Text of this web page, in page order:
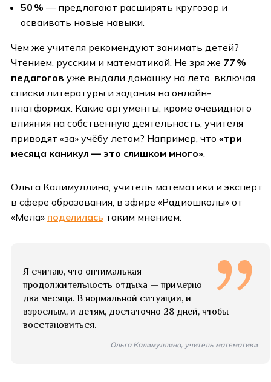
50 % — предлагают расширять кругозор и
осваивать новые навыки.
Чем же учителя рекомендуют занимать детей?
Чтением, русским и математикой. Не зря же 77 %
педагогов уже выдали домашку на лето, включая
списки литературы и задания на онлайн-
платформах. Какие аргументы, кроме очевидного
влияния на собственную деятельность, учителя
приводят «за» учёбу летом? Например, что «три
месяца каникул — это слишком много»
Ольга Калимуллина, учитель математики и эксперт
в сфере образования, в эфире «Радиошколы» от
«Мела» поделилась таким мнением:
Я считаю, что оптимальная
продолжительность отдыха — примерно
два месяца. В нормальной ситуации, и
взрослым, и детям, достаточно 28 дней, чтобы
восстановиться.
Ольга Калимуллина, учитель математики